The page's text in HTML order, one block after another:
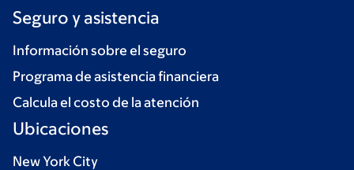
Seguro y asistencia
Información sobre el seguro
Programa de asistencia financiera
Calcula el costo de la atención
Ubicaciones
New York City